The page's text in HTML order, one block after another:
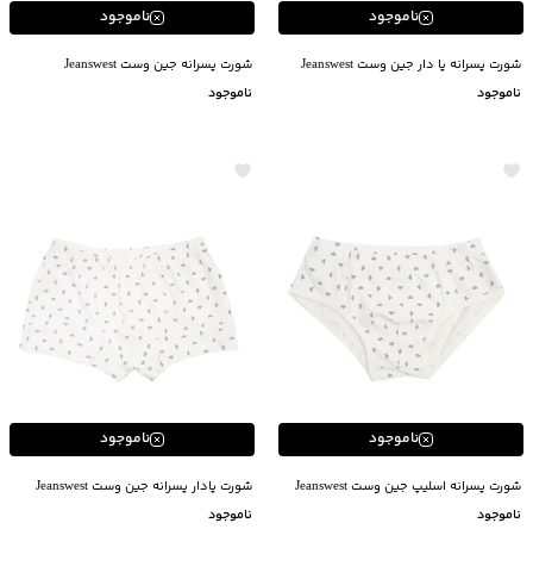
ناموجود
شورت پسرانه پا دار جین وست Jeanswest
ناموجود
ناموجود
شورت پسرانه جین وست Jeanswest
ناموجود
ناموجود
شورت پسرانه اسلیپ جین وست Jeanswest
ناموجود
ناموجود
شورت پادار پسرانه جین وست Jeanswest
ناموجود